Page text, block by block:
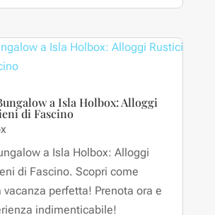
a Isla Holbox: Alloggi
di Fascino
a Isla Holbox: Alloggi
di Fascino. Scopri come
vacanza perfetta! Prenota ora e
indimenticabile!